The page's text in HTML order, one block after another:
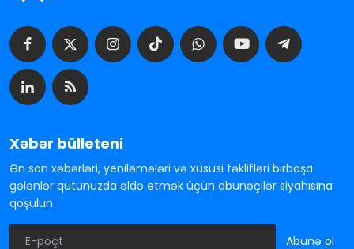
Xəbər bülleteni
Ən son xəbərləri, yeniləmələri və xüsusi təklifləri birbaşa
gələnlər qutunuzda əldə etmək üçün abunəçilər siyahısına
qoşulun
Abunə ol